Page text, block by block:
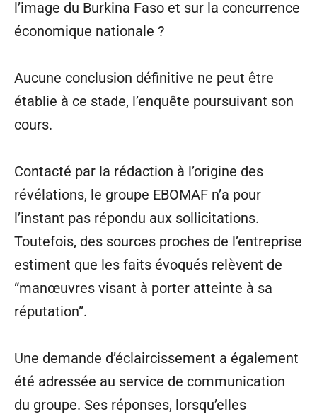
l’image du Burkina Faso et sur la concurrence
économique nationale ?
Aucune conclusion définitive ne peut être
établie à ce stade, l’enquête poursuivant son
cours.
Contacté par la rédaction à l’origine des
révélations, le groupe EBOMAF n’a pour
l’instant pas répondu aux sollicitations.
Toutefois, des sources proches de l’entreprise
estiment que les faits évoqués relèvent de
“manœuvres visant à porter atteinte à sa
réputation”.
Une demande d’éclaircissement a également
été adressée au service de communication
du groupe. Ses réponses, lorsqu’elles